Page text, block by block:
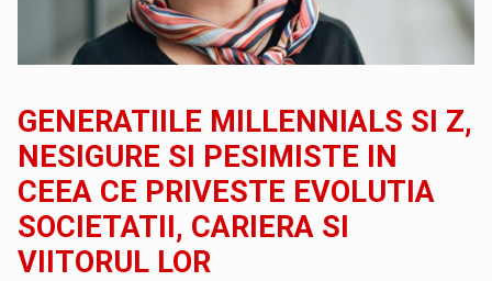
GENERATIILE MILLENNIALS SI Z,
NESIGURE SI PESIMISTE IN
CEEA CE PRIVESTE EVOLUTIA
SOCIETATII, CARIERA SI
VIITORUL LOR